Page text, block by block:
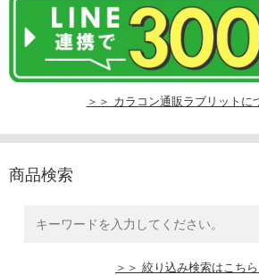
＞＞ カラコン通販ラブリットに
商品検索
＞＞ 絞り込み検索はこちら